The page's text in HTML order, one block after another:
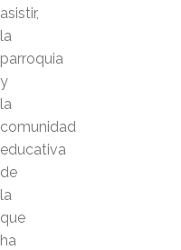
asistir,
la
parroquia
y
la
comunidad
educativa
de
la
que
ha